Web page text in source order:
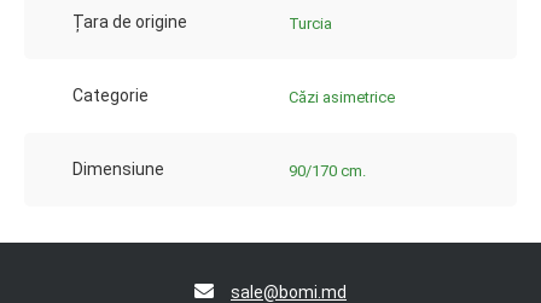
Țara de origine Turcia
Categorie Căzi asimetrice
Dimensiune 90/170 cm.
sale@bomi.md